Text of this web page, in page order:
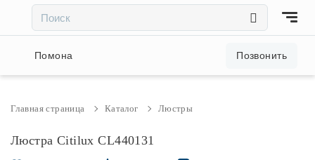
Акции и скидки
Светильники
Помона Позвонить
Главная страница Каталог Люстры
Люстра Citilux CL440131
××